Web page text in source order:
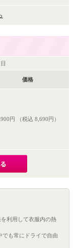
価格
円 （税込 8,690円）
利用して衣服内の熱
でも常にドライで自由